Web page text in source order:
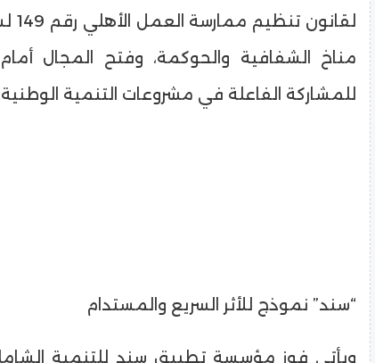
مناخ الشفافية والحوكمة، وفتح المجال
للمشاركة الفاعلة في مشروعات التنمية
“سند” نموذج للأثر السريع والمستدام
ويأتي فوز مؤسسة تطبيق سند للتنمية